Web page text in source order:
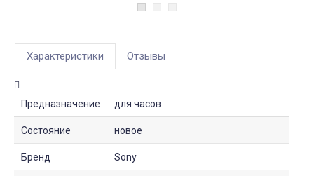
Характеристики Отзывы
Предназначение для часов
Состояние новое
Бренд Sony